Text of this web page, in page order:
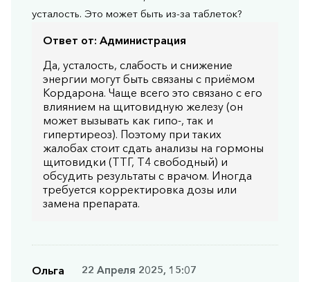
усталость. Это может быть из-за таблеток?
Ответ от: Администрация
Да, усталость, слабость и снижение
энергии могут быть связаны с приёмом
Кордарона. Чаще всего это связано с его
влиянием на щитовидную железу (он
может вызывать как гипо-, так и
гипертиреоз). Поэтому при таких
жалобах стоит сдать анализы на гормоны
щитовидки (ТТГ, Т4 свободный) и
обсудить результаты с врачом. Иногда
требуется корректировка дозы или
замена препарата.
Ольга
22 Апреля 2025, 15:07